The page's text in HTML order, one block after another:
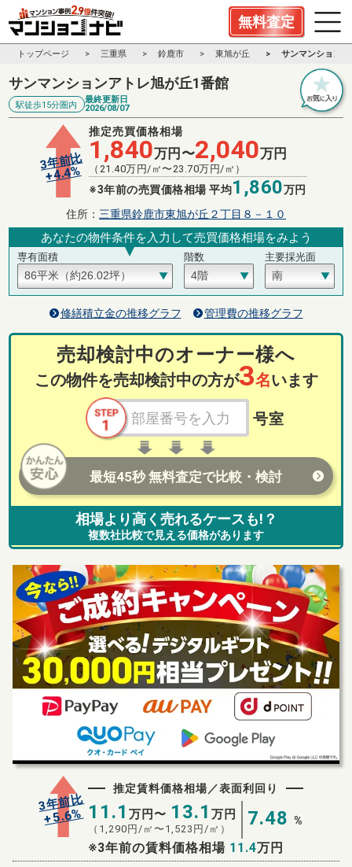
無料査定
トップページ 三重県 鈴鹿市 東旭が丘 サンマンション
サンマンションアトレ旭が丘1番館
駅徒歩15分圏内
最終更新日
2026/08/07
3年前比
+4.4%
推定売買価格相場
1,840万円〜2,040万円
（ 21.40万円/㎡〜23.70万円/㎡）
※3年前の売買価格相場 平均1,860万円
住所： 三重県鈴鹿市東旭が丘２丁目８－１０
あなたの物件条件を入力して売買価格相場をみよう
専有面積 階数 主要採光面
修繕積立金の推移グラフ 管理費の推移グラフ
売却検討中のオーナー様へ
この物件を売却検討中の方が3名います
号室
最短45秒 無料査定で比較・検討
相場より高く売れるケースも!？
複数社比較で見える価格があります
3年前比
+5.6%
推定賃料価格相場／表面利回り
11.1 万円〜 13.1 万円
（ 1,290 円/㎡〜 1,523 円/㎡） 7.48 %
※3年前の賃料価格相場 11.4万円
無料査定スタート！